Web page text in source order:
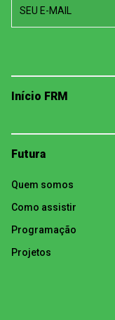
SEU E-MAIL
Início FRM
Futura
Quem somos
Como assistir
Programação
Projetos